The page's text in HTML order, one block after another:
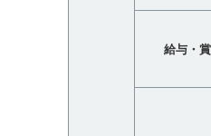
給与・